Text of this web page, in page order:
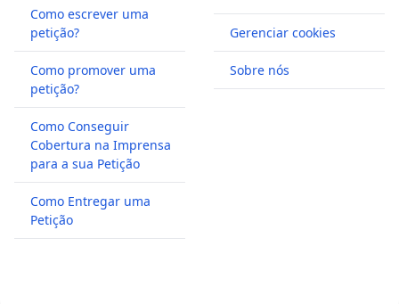
Como escrever uma
petição?
Como promover uma
petição?
Como Conseguir
Cobertura na Imprensa
para a sua Petição
Como Entregar uma
Petição
Gerenciar cookies
Sobre nós